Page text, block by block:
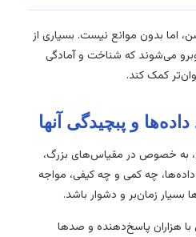
اما بدون موانع نیست. بسیاری از
می‌شوند که شناخت و آمادگی
کمک کند.
به خصوص در مقیاس‌های بزرگ،
چه کمی و چه کیفی، مواجه
زمان‌بر و دشوار باشد.
هزاران پاسخ‌دهنده و صدها